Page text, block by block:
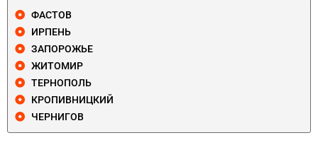
ФАСТОВ
ИРПЕНЬ
ЗАПОРОЖЬЕ
ЖИТОМИР
ТЕРНОПОЛЬ
КРОПИВНИЦКИЙ
ЧЕРНИГОВ